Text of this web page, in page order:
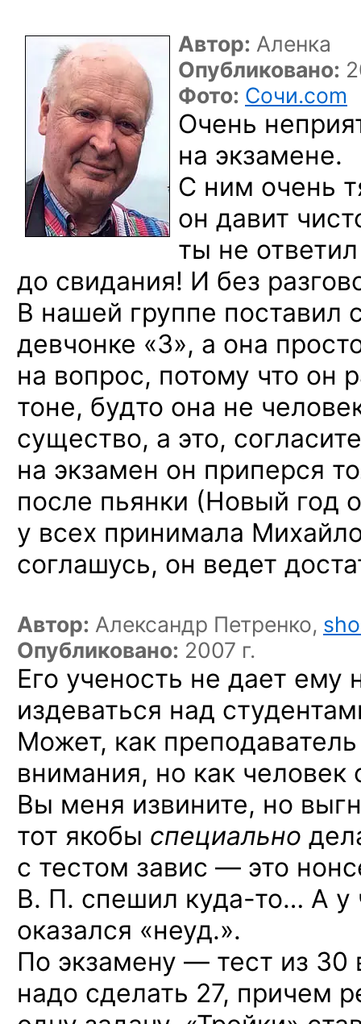
Автор: Аленка
Опубликовано:
Фото: Сочи.com
Очень
на экзамене.
С ним очень
он давит
ты не
до свидания! И без
В нашей группе поставил
девчонке «3», а она
на вопрос, потому что он
тоне, будто она не
существо, а это,
на экзамен он приперся
после пьянки (Новый год
у всех принимала
соглашусь, он ведет
Автор: Александр Петренко,
Опубликовано: 2007 г.
Его ученость не дает ему
издеваться над
Может, как
внимания, но как человек
Вы меня извините, но
тот якобы специально
с тестом завис — это
В. П. спешил куда-то… А у
оказался «неуд.».
По экзамену — тест из 30
надо сделать 27, причем